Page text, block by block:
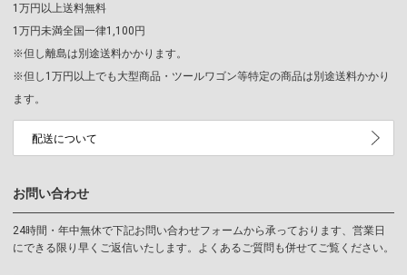
1万円以上送料無料
1万円未満全国一律1,100円
※但し離島は別途送料かかります。
※但し1万円以上でも大型商品・ツールワゴン等特定の商品は別途送料かかり
ます。
配送について
お問い合わせ
24時間・年中無休で下記お問い合わせフォームから承っております、営業日
にできる限り早くご返信いたします。よくあるご質問も併せてご覧ください。